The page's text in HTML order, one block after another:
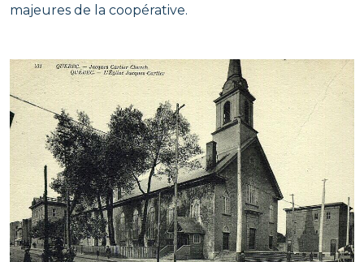
majeures de la coopérative.